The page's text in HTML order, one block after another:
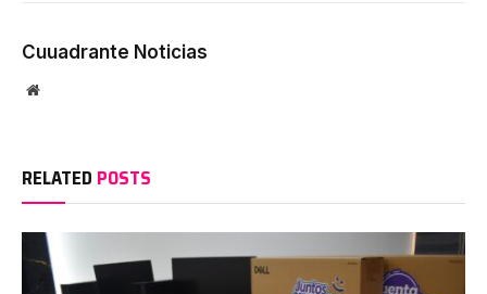
Cuuadrante Noticias
Website
RELATED POSTS